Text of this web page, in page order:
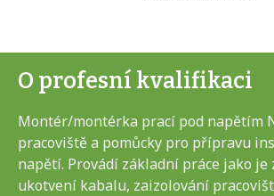
O profesní kvalifikaci
Montér/montérka prací pod napětím
pracoviště a pomůcky pro přípravu
napětí. Provádí základní práce jako je
ukotvení kabalu, zaizolování